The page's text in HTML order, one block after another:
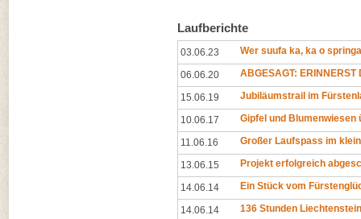
Laufberichte
03.06.23 Wer suufa ka, ka o
06.06.20 ABGESAGT: ERINNERST
15.06.19 Jubiläumstrail im
10.06.17 Gipfel und Blumenwiesen
11.06.16 Großer Laufspass im
13.06.15 Projekt erfolgreich
14.06.14 Ein Stück vom
14.06.14 136 Stunden Liechtenstein